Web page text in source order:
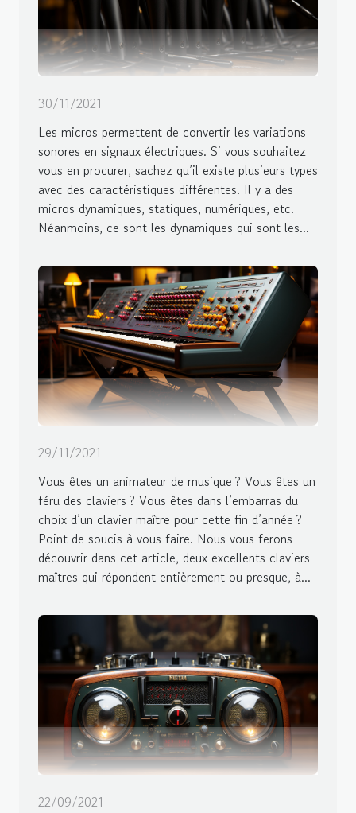
30/11/2021
Les micros permettent de convertir les variations
sonores en signaux électriques. Si vous souhaitez
vous en procurer, sachez qu’il existe plusieurs types
avec des caractéristiques différentes. Il y a des
micros dynamiques, statiques, numériques, etc.
Néanmoins, ce sont les dynamiques qui sont les...
29/11/2021
Vous êtes un animateur de musique ? Vous êtes un
féru des claviers ? Vous êtes dans l’embarras du
choix d’un clavier maître pour cette fin d’année ?
Point de soucis à vous faire. Nous vous ferons
découvrir dans cet article, deux excellents claviers
maîtres qui répondent entièrement ou presque, à...
22/09/2021